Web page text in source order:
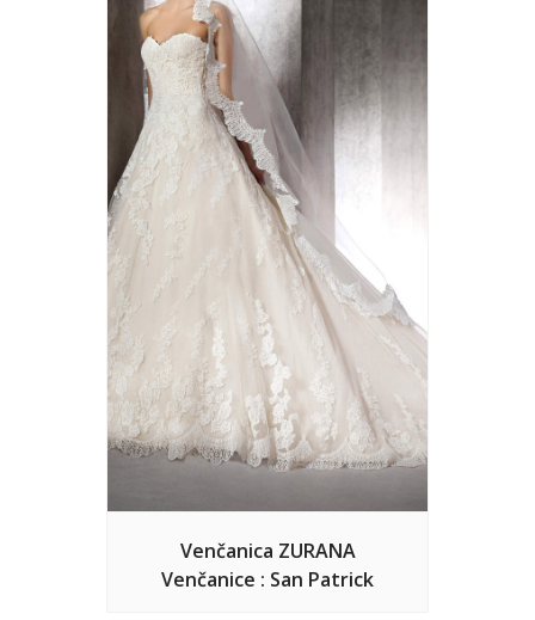
Venčanica ZURANA
Venčanice : San Patrick